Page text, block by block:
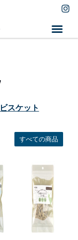
I
スケット
すべての商品